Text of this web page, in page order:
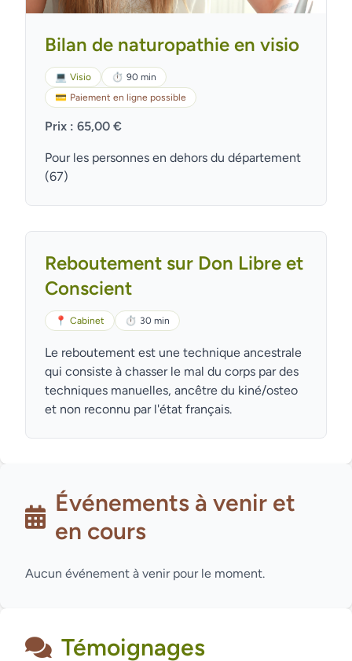
Bilan de naturopathie en visio
💻 Visio ⏱ 90 min
💳 Paiement en ligne possible
Prix : 65,00 €
Pour les personnes en dehors du département
(67)
Reboutement sur Don Libre et
Conscient
📍 Cabinet ⏱ 30 min
Le reboutement est une technique ancestrale
qui consiste à chasser le mal du corps par des
techniques manuelles, ancêtre du kiné/osteo
et non reconnu par l'état français.
Événements à venir et
en cours
Aucun événement à venir pour le moment.
Témoignages